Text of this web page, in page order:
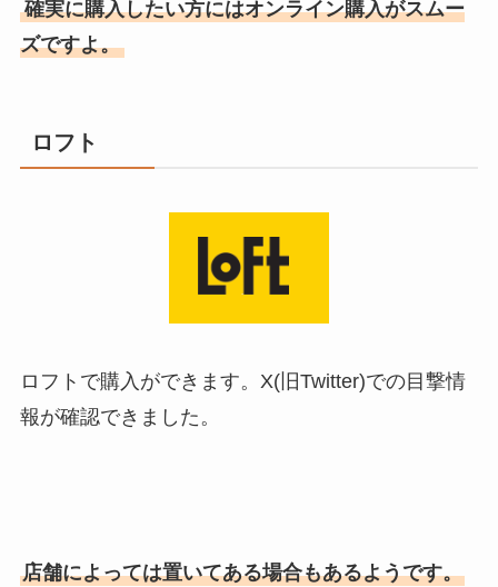
確実に購入したい方にはオンライン購入がスムー
ズですよ。
ロフト
ロフトで購入ができます。X(旧Twitter)での目撃情
報が確認できました。
店舗によっては置いてある場合もあるようです。